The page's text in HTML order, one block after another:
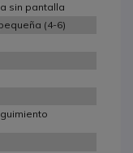
sin pantalla
(4-6)